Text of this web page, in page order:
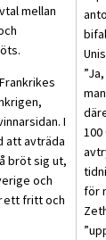
för
mellan
I
att avträda
bröt sig ut,
och
ett fritt och